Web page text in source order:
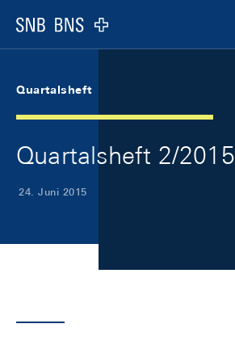
Logo
Quartalsheft
Quartalsheft 2/2015
24. Juni 2015